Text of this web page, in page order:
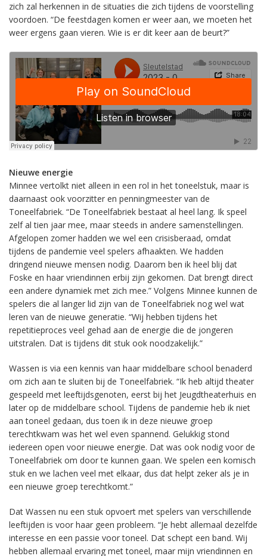
zich zal herkennen in de situaties die zich tijdens de voorstelling
voordoen. “De feestdagen komen er weer aan, we moeten het
weer ergens gaan vieren. Wie is er dit keer aan de beurt?”
Nieuwe energie
Minnee vertolkt niet alleen in een rol in het toneelstuk, maar is
daarnaast ook voorzitter en penningmeester van de
Toneelfabriek. “De Toneelfabriek bestaat al heel lang. Ik speel
zelf al tien jaar mee, maar steeds in andere samenstellingen.
Afgelopen zomer hadden we wel een crisisberaad, omdat
tijdens de pandemie veel spelers afhaakten. We hadden
dringend nieuwe mensen nodig. Daarom ben ik heel blij dat
Foske en haar vriendinnen erbij zijn gekomen. Dat brengt direct
een andere dynamiek met zich mee.” Volgens Minnee kunnen de
spelers die al langer lid zijn van de Toneelfabriek nog wel wat
leren van de nieuwe generatie. “Wij hebben tijdens het
repetitieproces veel gehad aan de energie die de jongeren
uitstralen. Dat is tijdens dit stuk ook noodzakelijk.”
Wassen is via een kennis van haar middelbare school benaderd
om zich aan te sluiten bij de Toneelfabriek. “Ik heb altijd theater
gespeeld met leeftijdsgenoten, eerst bij het Jeugdtheaterhuis en
later op de middelbare school. Tijdens de pandemie heb ik niet
aan toneel gedaan, dus toen ik in deze nieuwe groep
terechtkwam was het wel even spannend. Gelukkig stond
iedereen open voor nieuwe energie. Dat was ook nodig voor de
Toneelfabriek om door te kunnen gaan. We spelen een komisch
stuk en we lachen veel met elkaar, dus dat helpt zeker als je in
een nieuwe groep terechtkomt.”
Dat Wassen nu een stuk opvoert met spelers van verschillende
leeftijden is voor haar geen probleem. “Je hebt allemaal dezelfde
interesse en een passie voor toneel. Dat schept een band. Wij
hebben allemaal ervaring met toneel, maar mijn vriendinnen en